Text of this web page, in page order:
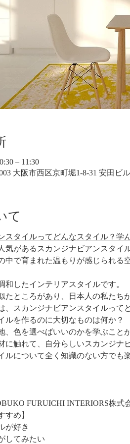
– 11:30
大阪市西区京町堀1-8-31 安田ビ
て
スタイルってどんなスタイル？学
気があるスカンジナビアンスタイル
中で育まれた温もりが感じられ
和したインテリアスタイルです。
たところがあり、日本人の私たち
、スカンジナビアンスタイルって
ルを作るのに大切なものは何か？
、色を選べばいいのかを学ぶこと
に触れて、自分らしいスカンジナ
ルについて全く知識のない方でも
FURUICHI INTERIORS株式
すめ】
が好き
してみたい